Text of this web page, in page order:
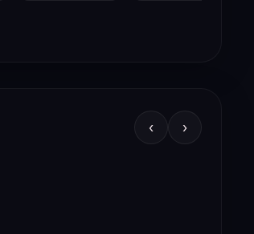
‹ ›